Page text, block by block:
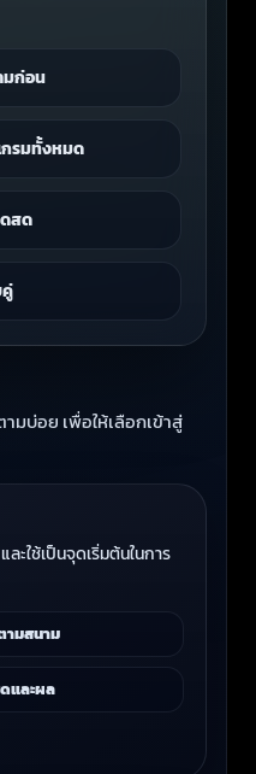
มก่อน
กรมทั้งหมด
สด
บ่อย เพื่อให้เลือกเข้าสู่
ะใช้เป็นจุดเริ่มต้นในการ
ามสนาม
และผล